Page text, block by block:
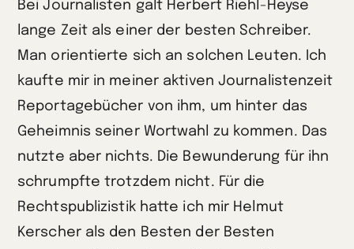
Bei Journalisten galt Herbert Riehl-Heyse
lange Zeit als einer der besten Schreiber.
Man orientierte sich an solchen Leuten. Ich
kaufte mir in meiner aktiven Journalistenzeit
Reportagebücher von ihm, um hinter das
Geheimnis seiner Wortwahl zu kommen. Das
nutzte aber nichts. Die Bewunderung für ihn
schrumpfte trotzdem nicht. Für die
Rechtspublizistik hatte ich mir Helmut
Kerscher als den Besten der Besten